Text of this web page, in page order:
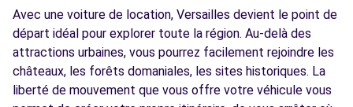
Free2move Rent - S&You - BOULOGNE
BILLANCOURT (D)
9.1
km
74 ROUTE DE LA REINE
BOULOGNE BILLANCOURT, FR-92, 92100
Avec une voiture de location, Versailles devient le point de
départ idéal pour explorer toute la région. Au-delà des
attractions urbaines, vous pourrez facilement rejoindre les
châteaux, les forêts domaniales, les sites historiques. La
liberté de mouvement que vous offre votre véhicule vous